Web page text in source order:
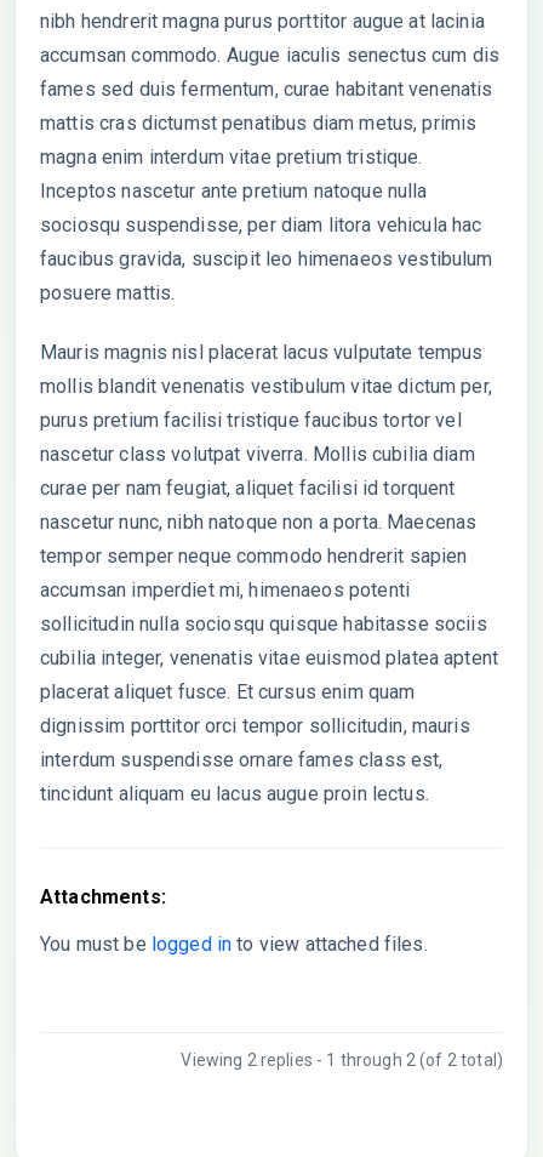
nibh hendrerit magna purus porttitor augue at lacinia
accumsan commodo. Augue iaculis senectus cum dis
fames sed duis fermentum, curae habitant venenatis
mattis cras dictumst penatibus diam metus, primis
magna enim interdum vitae pretium tristique.
Inceptos nascetur ante pretium natoque nulla
sociosqu suspendisse, per diam litora vehicula hac
faucibus gravida, suscipit leo himenaeos vestibulum
posuere mattis.
Mauris magnis nisl placerat lacus vulputate tempus
mollis blandit venenatis vestibulum vitae dictum per,
purus pretium facilisi tristique faucibus tortor vel
nascetur class volutpat viverra. Mollis cubilia diam
curae per nam feugiat, aliquet facilisi id torquent
nascetur nunc, nibh natoque non a porta. Maecenas
tempor semper neque commodo hendrerit sapien
accumsan imperdiet mi, himenaeos potenti
sollicitudin nulla sociosqu quisque habitasse sociis
cubilia integer, venenatis vitae euismod platea aptent
placerat aliquet fusce. Et cursus enim quam
dignissim porttitor orci tempor sollicitudin, mauris
interdum suspendisse ornare fames class est,
tincidunt aliquam eu lacus augue proin lectus.
Attachments:
You must be logged in to view attached files.
Viewing 2 replies - 1 through 2 (of 2 total)